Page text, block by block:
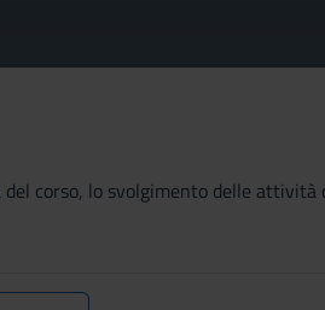
corso, lo svolgimento delle